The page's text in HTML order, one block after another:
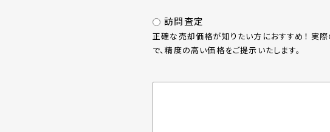
訪問査定
正確な売却価格が知りたい方におすすめ！ 実
で、精度の高い価格をご提示いたします。